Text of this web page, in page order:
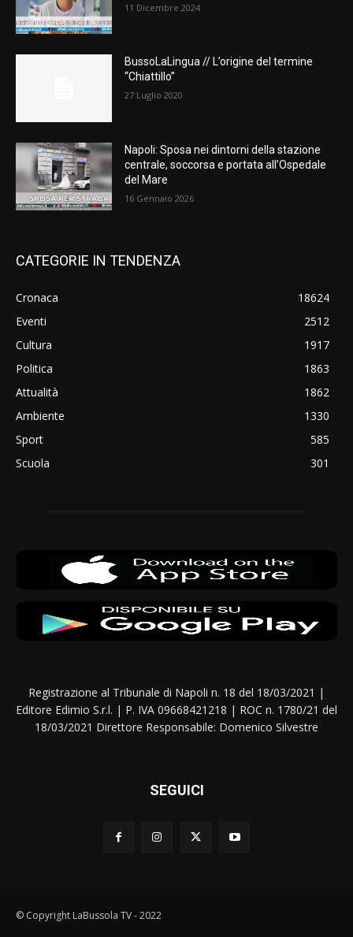
11 Dicembre 2024
BussoLaLingua // L’origine del termine
“Chiattillo”
27 Luglio 2020
Napoli: Sposa nei dintorni della stazione
centrale, soccorsa e portata all’Ospedale
del Mare
16 Gennaio 2026
CATEGORIE IN TENDENZA
Cronaca
18624
Eventi
2512
Cultura
1917
Politica
1863
Attualità
1862
Ambiente
1330
Sport
585
Scuola
301
Registrazione al Tribunale di Napoli n. 18 del 18/03/2021 |
Editore Edimio S.r.l. | P. IVA 09668421218 | ROC n. 1780/21 del
18/03/2021 Direttore Responsabile: Domenico Silvestre
SEGUICI
© Copyright LaBussola TV - 2022